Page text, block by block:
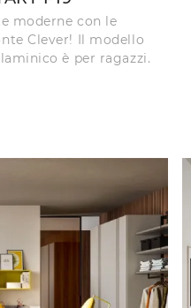
moderne con le
Clever! Il modello
è per ragazzi.